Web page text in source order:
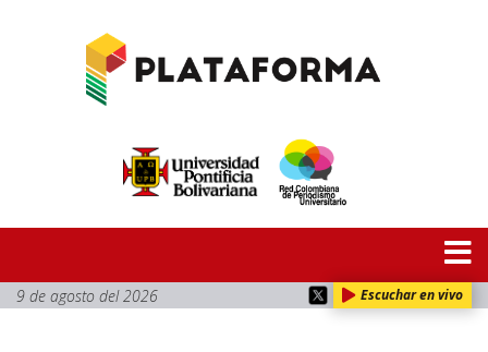
9 de agosto del 2026 Escuchar en vivo